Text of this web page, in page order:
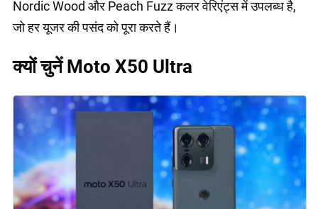
Nordic Wood और Peach Fuzz कलर वेरिएंट्स में उपलब्ध है,
जो हर यूजर की पसंद को पूरा करते हैं।
क्यों चुनें Moto X50 Ultra